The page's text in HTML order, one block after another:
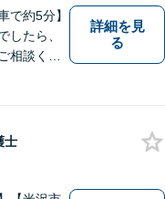
で約5分】
したら、
相談くだ
詳細を見
る
士